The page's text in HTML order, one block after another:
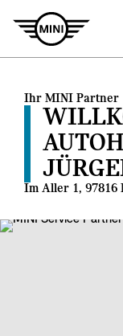
Ihr MINI Partner
Im Aller 1,